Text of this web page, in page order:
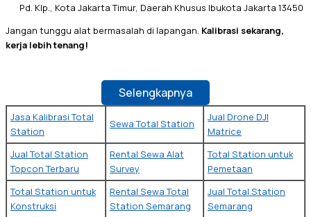
Pd. Klp., Kota Jakarta Timur, Daerah Khusus Ibukota Jakarta 13450
Jangan tunggu alat bermasalah di lapangan. Kalibrasi sekarang,
kerja lebih tenang!
Selengkapnya
Jasa Kalibrasi Total
Station
Sewa Total Station
Jual Drone DJI
Matrice
Jual Total Station
Topcon Terbaru
Rental Sewa Alat
Survey
Total Station untuk
Pemetaan
Total Station untuk
Konstruksi
Rental Sewa Total
Station Semarang
Jual Total Station
Semarang